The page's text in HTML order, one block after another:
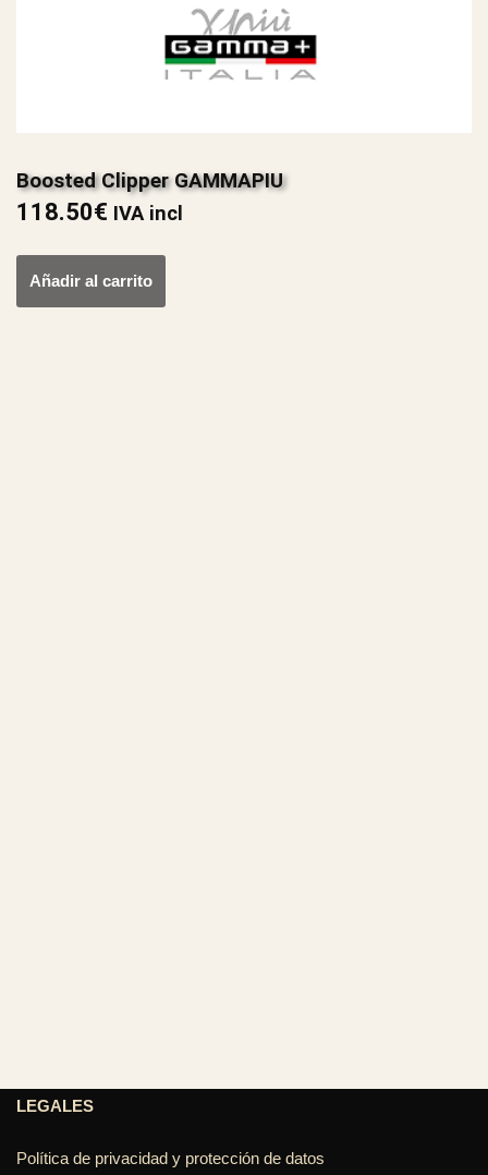
Boosted Clipper GAMMAPIU
118.50€ IVA incl
Añadir al carrito
LEGALES
Política de privacidad y protección de datos